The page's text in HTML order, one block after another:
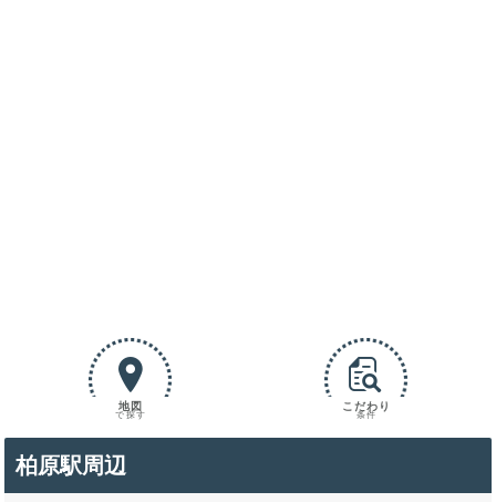
地図
で探す
こだわり
条件
柏原駅周辺